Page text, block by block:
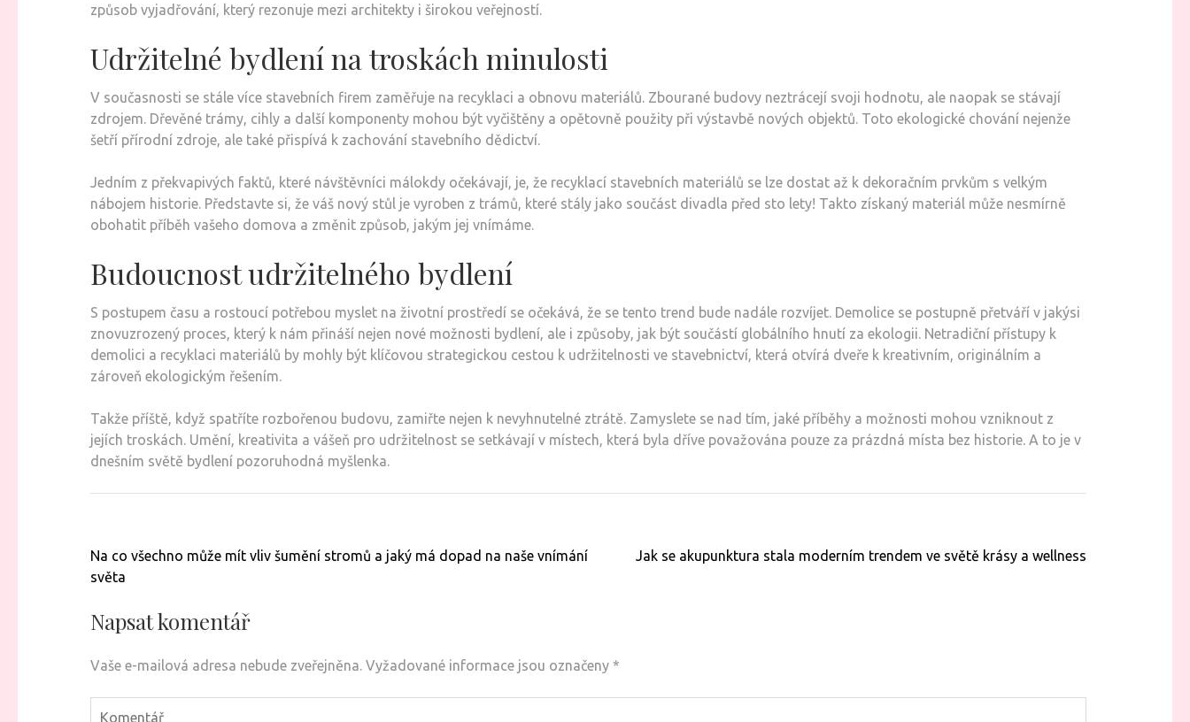
způsob vyjadřování, který rezonuje mezi architekty i širokou veřejností.
Udržitelné bydlení na troskách minulosti
V současnosti se stále více stavebních firem zaměřuje na recyklaci a obnovu materiálů. Zbourané budovy neztrácejí svoji hodnotu, ale naopak se stávají
zdrojem. Dřevěné trámy, cihly a další komponenty mohou být vyčištěny a opětovně použity při výstavbě nových objektů. Toto ekologické chování nejenže
šetří přírodní zdroje, ale také přispívá k zachování stavebního dědictví.
Jedním z překvapivých faktů, které návštěvníci málokdy očekávají, je, že recyklací stavebních materiálů se lze dostat až k dekoračním prvkům s velkým
nábojem historie. Představte si, že váš nový stůl je vyroben z trámů, které stály jako součást divadla před sto lety! Takto získaný materiál může nesmírně
obohatit příběh vašeho domova a změnit způsob, jakým jej vnímáme.
Budoucnost udržitelného bydlení
S postupem času a rostoucí potřebou myslet na životní prostředí se očekává, že se tento trend bude nadále rozvíjet. Demolice se postupně přetváří v jakýsi
znovuzrozený proces, který k nám přináší nejen nové možnosti bydlení, ale i způsoby, jak být součástí globálního hnutí za ekologii. Netradiční přístupy k
demolici a recyklaci materiálů by mohly být klíčovou strategickou cestou k udržitelnosti ve stavebnictví, která otvírá dveře k kreativním, originálním a
zároveň ekologickým řešením.
Takže příště, když spatříte rozbořenou budovu, zamiřte nejen k nevyhnutelné ztrátě. Zamyslete se nad tím, jaké příběhy a možnosti mohou vzniknout z
jejích troskách. Umění, kreativita a vášeň pro udržitelnost se setkávají v místech, která byla dříve považována pouze za prázdná místa bez historie. A to je v
dnešním světě bydlení pozoruhodná myšlenka.
Navigace
pro
Na co všechno může mít vliv šumění stromů a jaký má dopad na naše vnímání
světa
Jak se akupunktura stala moderním trendem ve světě krásy a wellness
Napsat komentář
Vaše e-mailová adresa nebude zveřejněna. Vyžadované informace jsou označeny *